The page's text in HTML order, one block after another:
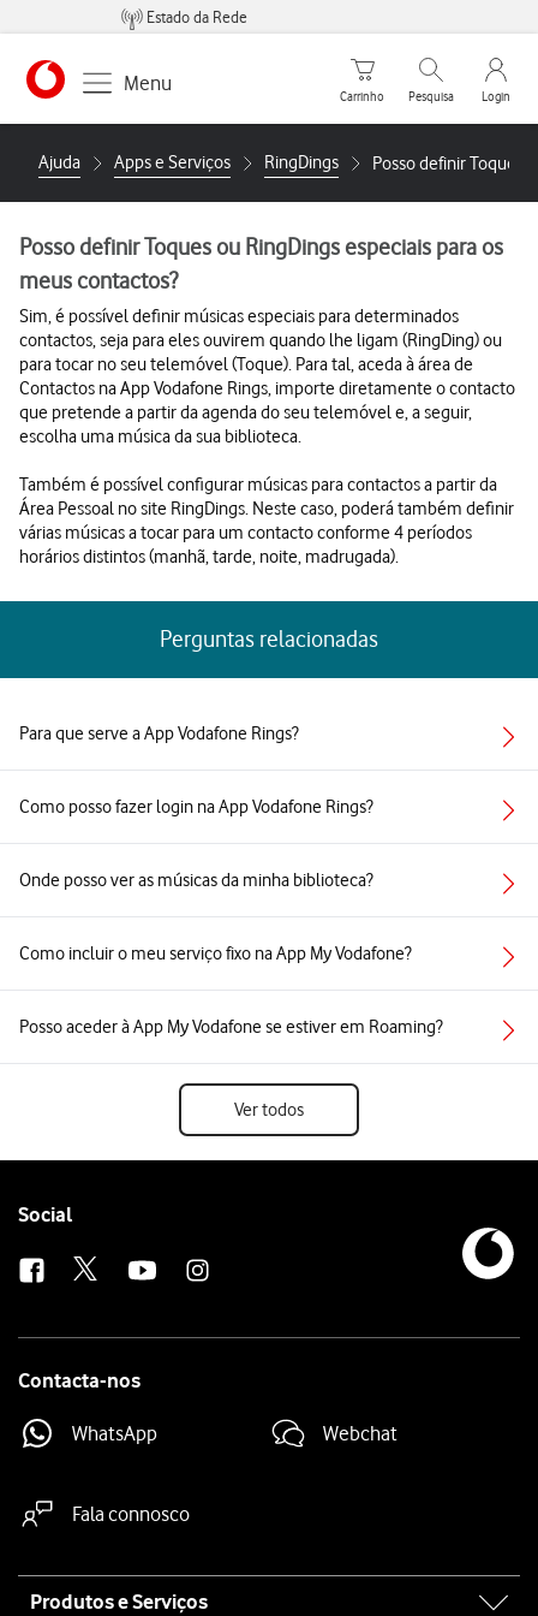
Estado da Rede
https://www.vodafone.pt
Menu
Carrinho de compras
Carrinho
Pesquisar
Pesquisa
My
Login
Ajuda Apps e Serviços RingDings Posso definir Toques
Posso definir Toques ou RingDings especiais para os
meus contactos?
Sim, é possível definir músicas especiais para determinados
contactos, seja para eles ouvirem quando lhe ligam (RingDing) ou
para tocar no seu telemóvel (Toque). Para tal, aceda à área de
Contactos na App Vodafone Rings, importe diretamente o contacto
que pretende a partir da agenda do seu telemóvel e, a seguir,
escolha uma música da sua biblioteca.
Também é possível configurar músicas para contactos a partir da
Área Pessoal no site RingDings. Neste caso, poderá também definir
várias músicas a tocar para um contacto conforme 4 períodos
horários distintos (manhã, tarde, noite, madrugada).
Perguntas relacionadas
Para que serve a App Vodafone Rings?
Como posso fazer login na App Vodafone Rings?
Onde posso ver as músicas da minha biblioteca?
Como incluir o meu serviço fixo na App My Vodafone?
Posso aceder à App My Vodafone se estiver em Roaming?
Ver todos
Follow
Social
Contacta-nos
WhatsApp Webchat
Fala connosco
Produtos e Serviços